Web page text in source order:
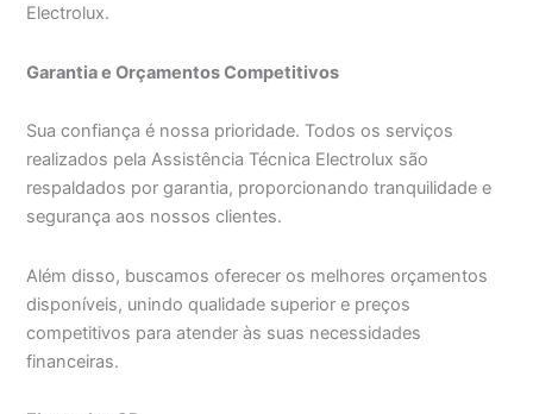
Electrolux.
Garantia e Orçamentos Competitivos
Sua confiança é nossa prioridade. Todos os serviços
realizados pela Assistência Técnica Electrolux são
respaldados por garantia, proporcionando tranquilidade e
segurança aos nossos clientes.
Além disso, buscamos oferecer os melhores orçamentos
disponíveis, unindo qualidade superior e preços
competitivos para atender às suas necessidades
financeiras.